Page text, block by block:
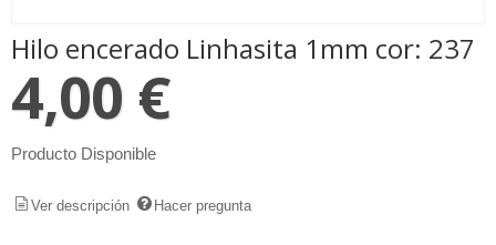
Hilo encerado Linhasita 1mm cor: 237
4,00 €
Producto Disponible
Ver descripción Hacer pregunta